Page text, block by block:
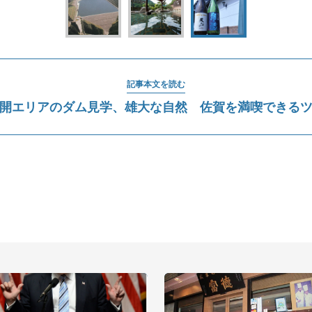
記事本文を読む
エリアのダム見学、雄大な自然 佐賀を満喫できる